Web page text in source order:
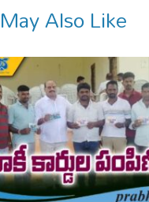
Also Like